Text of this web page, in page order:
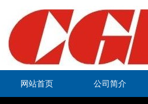
网站首页 公司简介